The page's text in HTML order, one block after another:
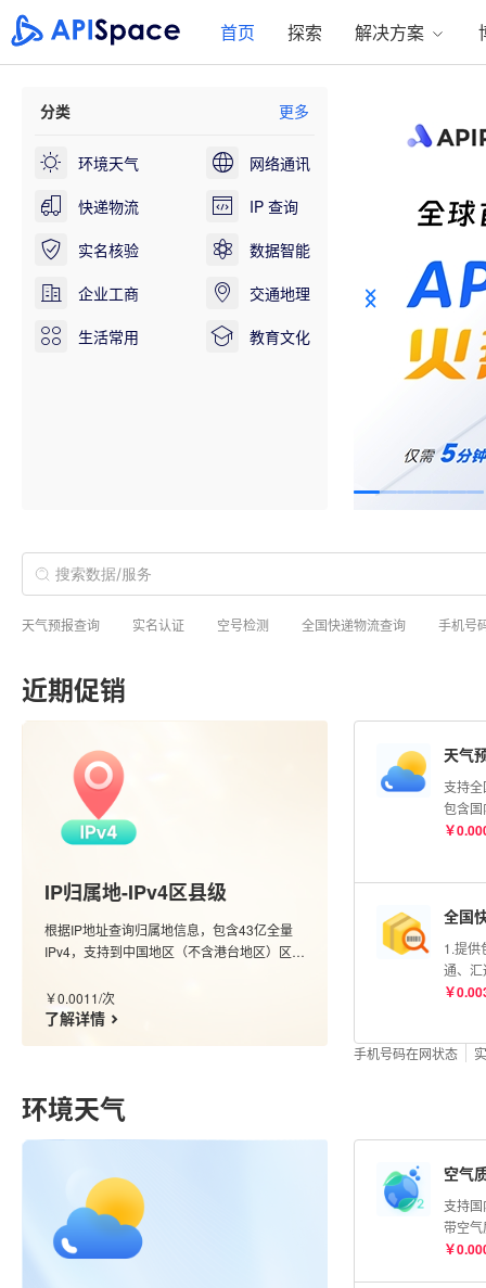
首页 探索 解决方案
分类 更多
环境天气
网络通讯
快递物流
IP 查询
实名核验
数据智能
企业工商
交通地理
生活常用
教育文化
天气预报查询 实名认证 空号检测 全国快递物流查询 手机号
近期促销
IP归属地-IPv4区县级
根据IP地址查询归属地信息，包含43亿全量
IPv4，支持到中国地区（不含港台地区）区县
￥0.0011/次
了解详情
天气
支持
包含
市的
￥
全国
1.提供
通、
流单
￥
手机号码在网状态
环境天气
空气
支持
带空
整点
￥